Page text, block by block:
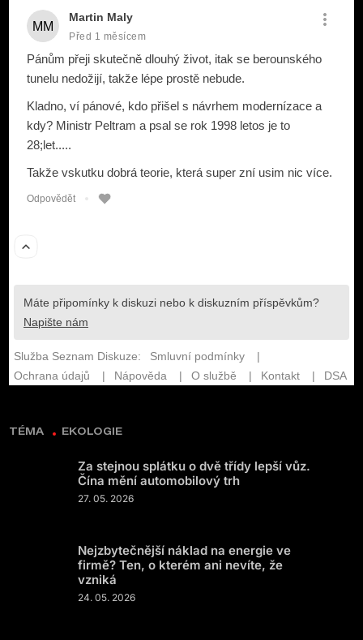
TÉMA EKOLOGIE
Za stejnou splátku o dvě třídy lepší vůz.
Čína mění automobilový trh
27. 05. 2026
Nejzbytečnější náklad na energie ve
firmě? Ten, o kterém ani nevíte, že
vzniká
24. 05. 2026